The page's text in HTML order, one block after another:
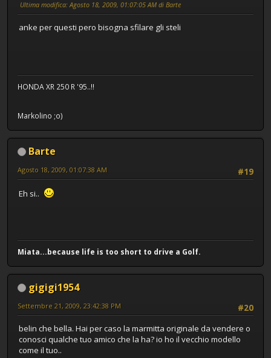
Ultima modifica: Agosto 18, 2009, 01:07:05 AM di Barte
anke per questi pero bisogna sfilare gli steli
HONDA XR 250 R '95..!!
Markolino ;o)
Barte
#19
Agosto 18, 2009, 01:07:38 AM
Eh si..
Miata...because life is too short to drive a Golf.
gigigi1954
#20
Settembre 21, 2009, 23:42:38 PM
belin che bella. Hai per caso la marmitta originale da vendere o
conosci qualche tuo amico che la ha? io ho il vecchio modello
come il tuo..